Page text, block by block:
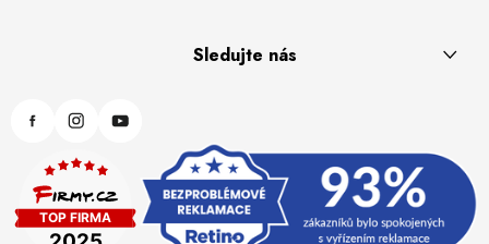
Sledujte nás